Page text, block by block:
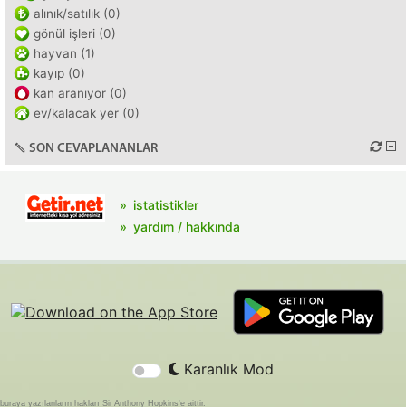
alınık/satılık (0)
gönül işleri (0)
hayvan (1)
kayıp (0)
kan aranıyor (0)
ev/kalacak yer (0)
SON CEVAPLANANLAR
istatistikler
yardım / hakkında
Karanlık Mod
buraya yazılanların hakları Sir Anthony Hopkins'e aittir.